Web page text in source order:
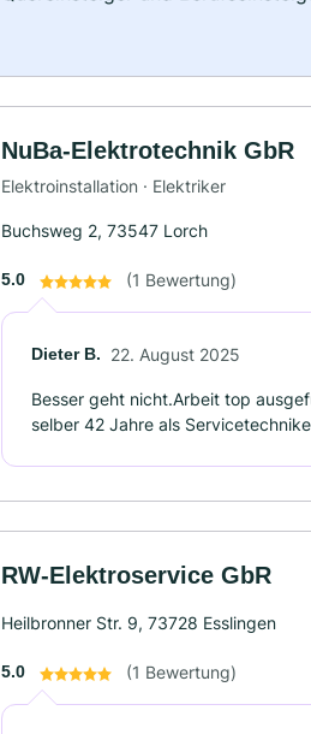
NuBa-Elektrotechnik GbR
Elektroinstallation · Elektriker
Buchsweg 2, 73547 Lorch
5.0 (1 Bewertung)
Dieter B. 22. August 2025
Besser geht nicht.Arbeit top
selber 42 Jahre als
RW-Elektroservice GbR
Heilbronner Str. 9, 73728 Esslingen
5.0 (1 Bewertung)